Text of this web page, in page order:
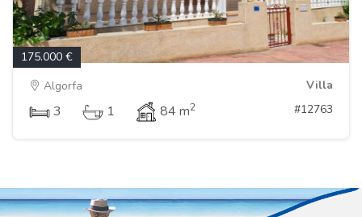
175.000 €
Algorfa
Villa
3 1 84 m2 #12763